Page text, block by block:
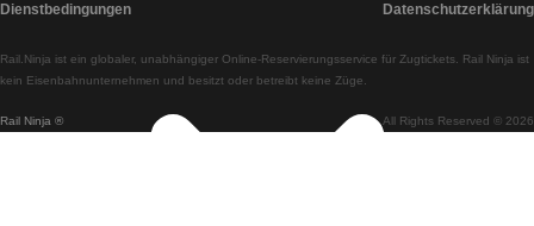
Züge von Lissabon nach Braga
Züge von Braga nach Lissabon
Rail Ninja ® All Rights Reserved © 2026
Rail.Ninja ist ein globaler, unabhängiger Online-Reservierungsservice für Zugtickets. Rail Ninja ist
kein Eisenbahnunternehmen und besitzt oder betreibt keine Züge.
Dienstbedingungen Datenschutzerklärung